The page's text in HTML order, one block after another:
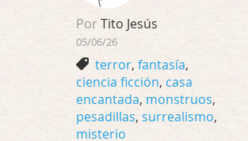
Por Tito Jesús
05/06/26
terror, fantasía,
ciencia ficción, casa
encantada, monstruos,
pesadillas, surrealismo,
misterio